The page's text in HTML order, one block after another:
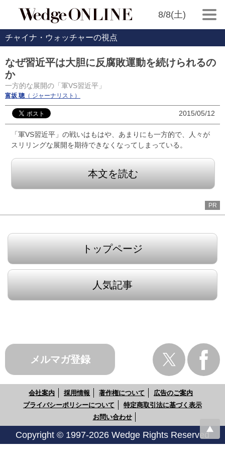
8/8(土)
チャイナ・ウォッチャーの視点
なぜ習近平は大胆に反腐敗運動を続けられるの
か
一方的な展開の「軍VS習近平」
富坂 聰（ ジャーナリスト）
2015/05/12
「軍VS習近平」の戦いはもはや、あまりにも一方的で、人々が
スリリングな展開を期待できなくなってしまっている。
本文を読む
PR
トップページ
人気記事
メルマガ登録
会社案内 採用情報 著作権について
広告のご案内
プライバシーポリシーについて
特定商取引法に基づく表示
お問い合わせ
Copyright © 1997-2026 Wedge Rights Reserved